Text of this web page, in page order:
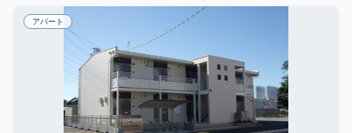
アパート